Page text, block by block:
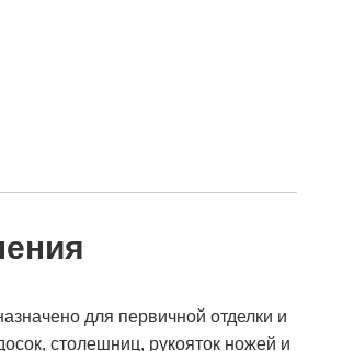
для первичной отделки и
столешниц, рукояток ножей и